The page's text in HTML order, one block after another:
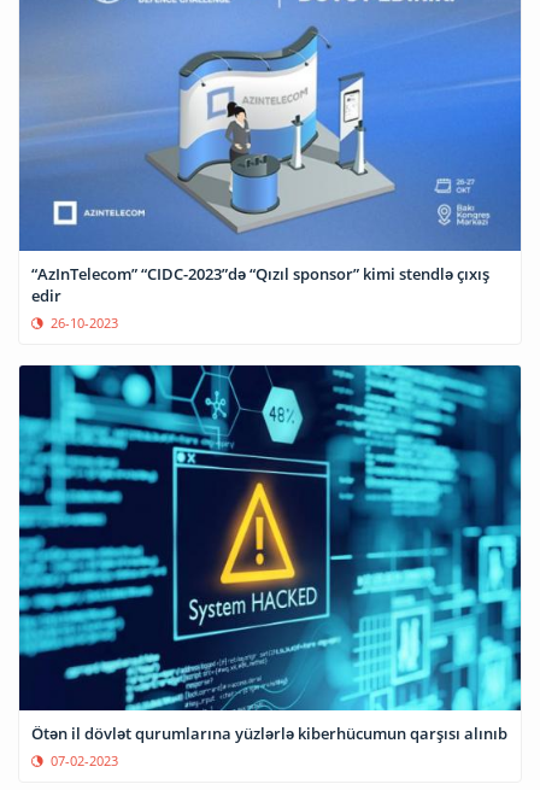
“AzInTelecom” “CIDC-2023”də “Qızıl sponsor” kimi stendlə çıxış
edir
26-10-2023
Ötən il dövlət qurumlarına yüzlərlə kiberhücumun qarşısı alınıb
07-02-2023